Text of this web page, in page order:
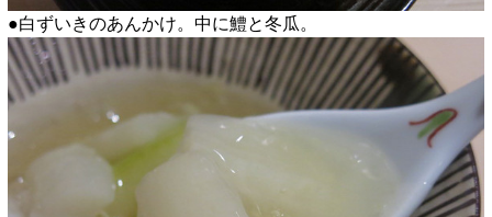
●白ずいきのあんかけ。中に鱧と冬瓜。